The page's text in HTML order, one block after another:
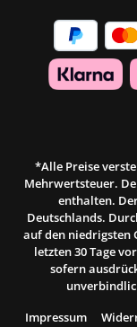
*Alle Preise
Mehrwertsteuer.
enthalten.
Deutschlands.
auf den niedrigsten
letzten 30 Tage
sofern
Impressum